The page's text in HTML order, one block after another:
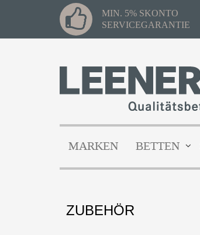
MIN. 5% SKONTO
SERVICEGARANTIE
MARKEN BETTEN
ZUBEHÖR